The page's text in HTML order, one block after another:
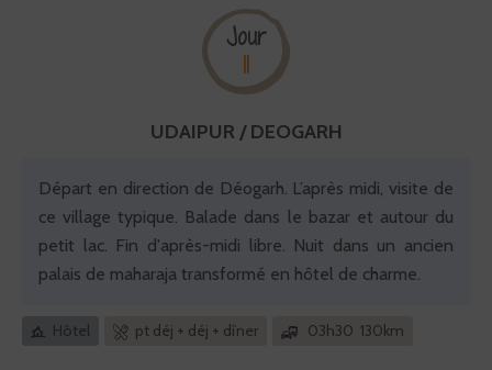
Jour
11
UDAIPUR / DEOGARH
Départ en direction de Déogarh. L’après midi, visite de
ce village typique. Balade dans le bazar et autour du
petit lac. Fin d'après-midi libre. Nuit dans un ancien
palais de maharaja transformé en hôtel de charme.
Hôtel pt déj + déj + dîner 03h30 130km